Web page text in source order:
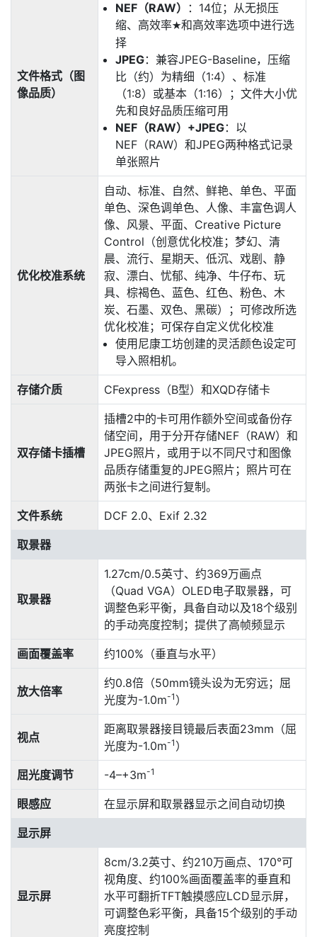
文件格式（图
像品质）
NEF（RAW）
：14位；从无损压
缩、高效率m和高效率选项中进行选
择
JPEG：兼容JPEG-Baseline，压缩
比（约）为精细（1:4）、标准
（1:8）或基本（1:16）；文件大小优
先和良好品质压缩可用
NEF（RAW）+JPEG：以
NEF（RAW）和JPEG两种格式记录
单张照片
优化校准系统
自动、标准、自然、鲜艳、单色、平面
单色、深色调单色、人像、丰富色调人
像、风景、平面、Creative Picture
Control（创意优化校准；梦幻、清
晨、流行、星期天、低沉、戏剧、静
寂、漂白、忧郁、纯净、牛仔布、玩
具、棕褐色、蓝色、红色、粉色、木
炭、石墨、双色、黑碳）；可修改所选
优化校准；可保存自定义优化校准
使用尼康工坊创建的灵活颜色设定可
导入照相机。
存储介质 CFexpress（B型）和XQD存储卡
双存储卡插槽
插槽2中的卡可用作额外空间或备份存
储空间，用于分开存储NEF（RAW）和
JPEG照片，或用于以不同尺寸和图像
品质存储重复的JPEG照片；照片可在
两张卡之间进行复制。
文件系统 DCF 2.0、Exif 2.32
取景器
取景器
1.27cm/0.5英寸、约369万画点
（Quad VGA）OLED电子取景器，可
调整色彩平衡，具备自动以及18个级别
的手动亮度控制；提供了高帧频显示
画面覆盖率 约100%（垂直与水平）
放大倍率
约0.8倍（50mm镜头设为无穷远；屈
光度为-1.0m-1 ）
视点
距离取景器接目镜最后表面23mm（屈
光度为-1.0m-1 ）
屈光度调节 -4–+3m-1
眼感应 在显示屏和取景器显示之间自动切换
显示屏
显示屏
8cm/3.2英寸、约210万画点、170°可
视角度、约100%画面覆盖率的垂直和
水平可翻折TFT触摸感应LCD显示屏，
可调整色彩平衡，具备15个级别的手动
亮度控制